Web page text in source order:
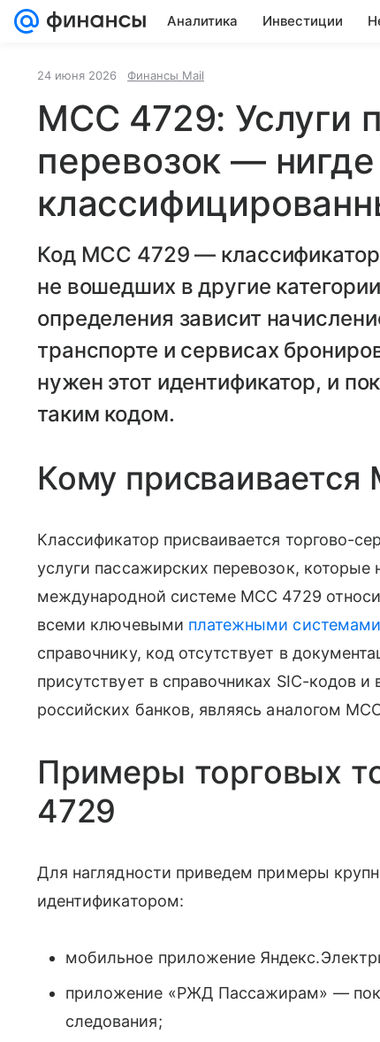
Аналитика Инвестиции
24 июня 2026 Финансы Mail
MCC 4729: Услуги
перевозок —
Код MCC 4729 —
не вошедших в другие
определения зависит
транспорте и сервисах
нужен этот идентификатор, и
таким кодом.
Кому присваивается
Классификатор присваивается торгово-
услуги пассажирских перевозок, которые
международной системе MCC 4729
всеми ключевыми платежными системами
справочнику, код отсутствует в
присутствует в справочниках SIC-кодов
российских банков, являясь аналогом
Примеры торговых
4729
Для наглядности приведем примеры
идентификатором:
мобильное приложение
приложение «РЖД Пассажирам» —
следования;